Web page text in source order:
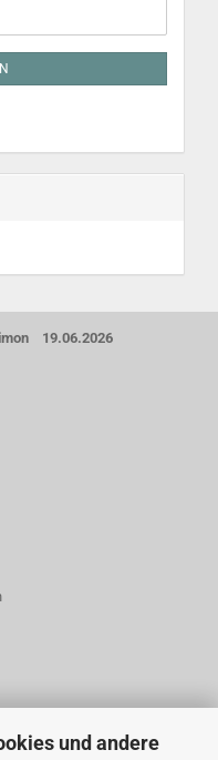
und andere
19.06.2026